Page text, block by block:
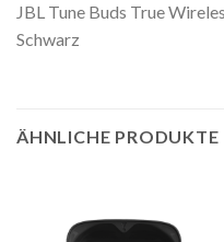
JBL Tune Buds True
Schwarz
ÄHNLICHE PRODUKTE